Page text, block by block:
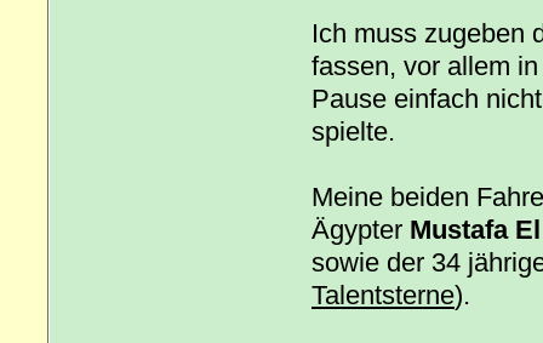
Ich muss zugeben
fassen, vor allem
Pause einfach
spielte.
Meine beiden
Ägypter Mustafa
sowie der 34
Talentsterne).